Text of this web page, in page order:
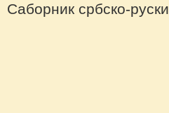
Саборник србско-руски